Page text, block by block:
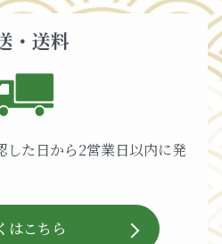
・送料
した日から2営業日以内に発
はこちら